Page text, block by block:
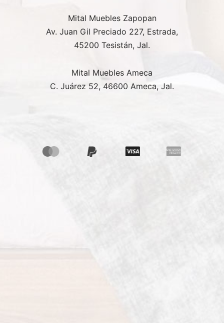
Mital Muebles Zapopan
Av. Juan Gil Preciado 227, Estrada,
45200 Tesistán, Jal.
Mital Muebles Ameca
C. Juárez 52, 46600 Ameca, Jal.